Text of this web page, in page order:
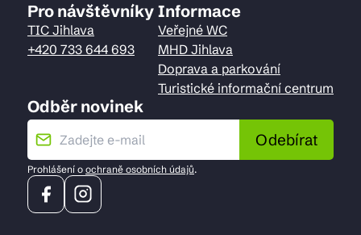
Pro návštěvníky
TIC Jihlava
+420 733 644 693
Informace
Veřejné WC
MHD Jihlava
Doprava a parkování
Turistické informační centrum
Odběr novinek
Odebírat
Prohlášení o ochraně osobních údajů.